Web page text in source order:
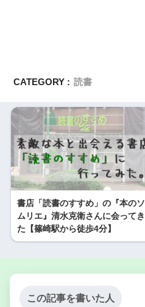
CATEGORY : 読書
書店「読書のすすめ」の『本のソ
ムリエ』清水克衛さんに会ってき
た【篠崎駅から徒歩4分】
この記事を書いた人